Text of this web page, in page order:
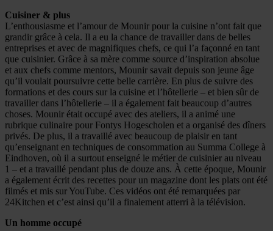
Cuisiner & plus
L’enthousiasme et l’amour de Mounir pour la cuisine n’ont fait que
grandir grâce à cela. Il a eu la chance de travailler dans de belles
entreprises et avec de magnifiques chefs, ce qui l’a façonné en tant
que cuisinier. Grâce à sa mère comme source d’inspiration absolue
et aux chefs comme mentors, Mounir savait depuis son jeune âge
qu’il voulait poursuivre cette belle carrière. En plus de suivre des
formations et des cours sur la cuisine et l’hôtellerie – et bien sûr de
travailler dans l’hôtellerie – il a également fait beaucoup d’autres
choses. Mounir était occupé avec des ateliers, il a animé une
rubrique culinaire pour Fontys Hogescholen et a organisé des dîners
privés. De plus, il a travaillé avec beaucoup de plaisir en tant
qu’enseignant en techniques de consommation au Summa College à
Eindhoven, où il a surtout enseigné le métier de cuisinier au niveau
1 – et a travaillé pendant plus de douze ans. À cette époque, Mounir
a également écrit des recettes pour un magazine dont les plats ont été
filmés et mis sur YouTube. Ces vidéos ont été remarquées par
24Kitchen et c’est ainsi qu’il a finalement atterri à la télévision.
Un homme occupé